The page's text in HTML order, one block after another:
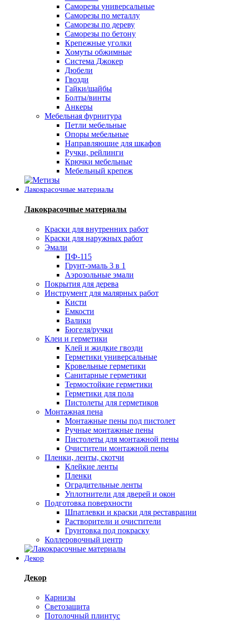
Саморезы универсальные
Саморезы по металлу
Саморезы по дереву
Саморезы по бетону
Крепежные уголки
Хомуты обжимные
Система Джокер
Дюбели
Гвозди
Гайки/шайбы
Болты/винты
Анкеры
Мебельная фурнитура
Петли мебельные
Опоры мебельные
Направляющие для шкафов
Ручки, рейлинги
Крючки мебельные
Мебельный крепеж
Лакокрасочные материалы
Лакокрасочные материалы
Краски для внутренних работ
Краски для наружных работ
Эмали
ПФ-115
Грунт-эмаль 3 в 1
Аэрозольные эмали
Покрытия для дерева
Инструмент для малярных работ
Кисти
Емкости
Валики
Бюгеля/ручки
Клеи и герметики
Клей и жидкие гвозди
Герметики универсальные
Кровельные герметики
Санитарные герметики
Термостойкие герметики
Герметики для пола
Пистолеты для герметиков
Монтажная пена
Монтажные пены под пистолет
Ручные монтажные пены
Пистолеты для монтажной пены
Очистители монтажной пены
Пленки, ленты, скотчи
Клейкие ленты
Пленки
Оградительные ленты
Уплотнители для дверей и окон
Подготовка поверхности
Шпатлевки и краски для реставрации
Растворители и очистители
Грунтовка под покраску
Коллеровочный центр
Декор
Декор
Карнизы
Светозащита
Потолочный плинтус